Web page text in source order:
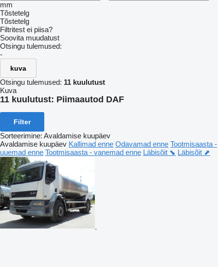
mm
Tõstetelg
Tõstetelg
Filtritest ei piisa?
Soovita muudatust
Otsingu tulemused:
-
kuva
Otsingu tulemused: 11 kuulutust
Kuva
11 kuulutust: Piimaautod DAF
Filter
Sorteerimine: Avaldamise kuupäev
Avaldamise kuupäev Kallimad enne Odavamad enne Tootmisaasta -
uuemad enne Tootmisaasta - vanemad enne Läbisõit ⬊ Läbisõit ⬈